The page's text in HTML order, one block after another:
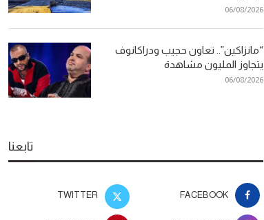
06/08/2026
“مانزاكين”.. تعاون حجيب ودراكانوف
يتجاوز المليون مشاهدة
06/08/2026
تابعنا
FACEBOOK
TWITTER